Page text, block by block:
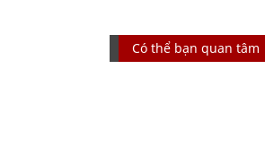
Có thể bạn quan tâm